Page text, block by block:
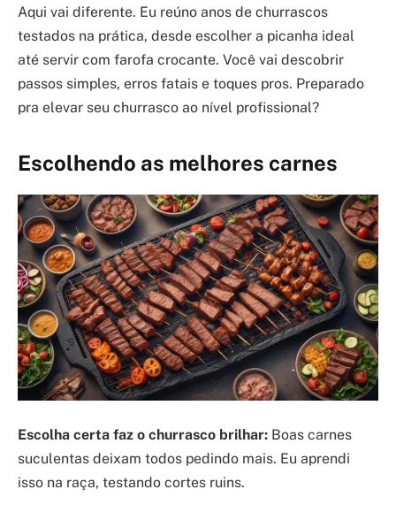
Aqui vai diferente. Eu reúno anos de churrascos
testados na prática, desde escolher a picanha ideal
até servir com farofa crocante. Você vai descobrir
passos simples, erros fatais e toques pros. Preparado
pra elevar seu churrasco ao nível profissional?
Escolhendo as melhores carnes
Escolha certa faz o churrasco brilhar: Boas carnes
suculentas deixam todos pedindo mais. Eu aprendi
isso na raça, testando cortes ruins.